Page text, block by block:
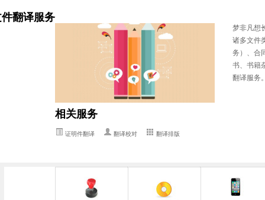
翻译服务
相关服务
证明件翻译 翻译校对 翻译排版
梦非凡想
诸多文件
务）、合
书、书籍
翻译服务